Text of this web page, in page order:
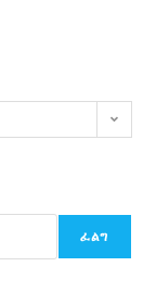
ፈልግ